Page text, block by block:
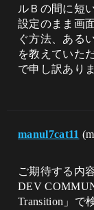
ルＢの間に短
設定のまま画
ぐ方法、ある
を教えていた
で申し訳あり
manul7cat11
ご期待する内
DEV
Transition」で